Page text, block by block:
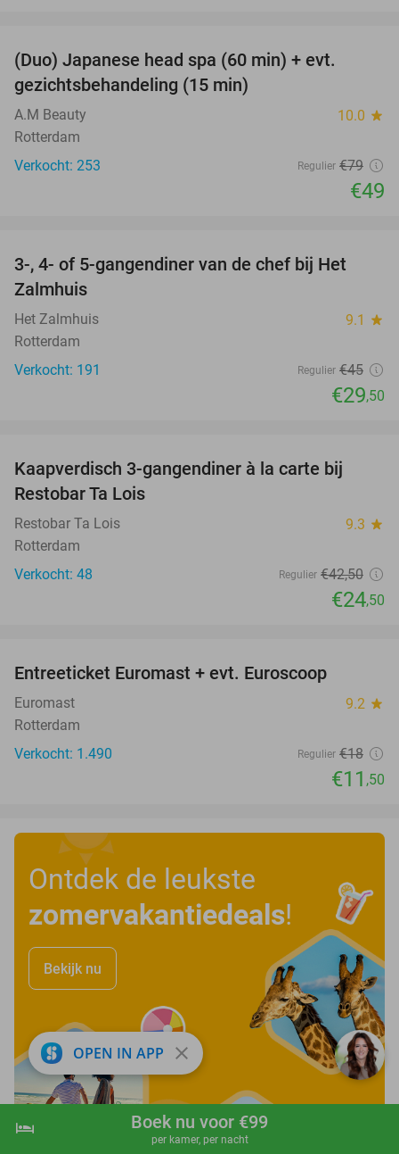
shopping_cart Boek nu
hotel Boek nu voor €99
per kamer, per nacht
(Duo) Japanese head spa (60 min) + evt.
gezichtsbehandeling (15 min)
A.M Beauty 10.0 star
Rotterdam
Verkocht: 253
Regulier €79
€49
34%
3-, 4- of 5-gangendiner van de chef bij Het
Zalmhuis
Het Zalmhuis 9.1 star
Rotterdam
Verkocht: 191
Regulier €45
€29,50
Kaapverdisch 3-gangendiner à la carte bij
Restobar Ta Lois
Restobar Ta Lois 9.3 star
Rotterdam
Verkocht: 48
Regulier €42,50
€24,50
Entreeticket Euromast + evt. Euroscoop
Euromast 9.2 star
Rotterdam
Verkocht: 1.490
Regulier €18
€11 ,50
Ontdek de leukste
zomervakantiedeals!
Bekijk nu
OPEN IN APP close